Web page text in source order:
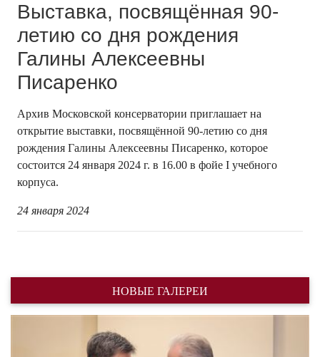
Выставка, посвящённая 90-
летию со дня рождения
Галины Алексеевны
Писаренко
Архив Московской консерватории приглашает на
открытие выставки, посвящённой 90-летию со дня
рождения Галины Алексеевны Писаренко, которое
состоится 24 января 2024 г. в 16.00 в фойе I учебного
корпуса.
24 января 2024
НОВЫЕ ГАЛЕРЕИ